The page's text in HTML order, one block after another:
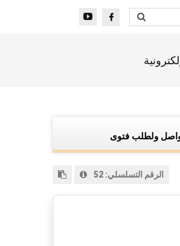
ولطلب فتوى
الرقم التسلسلي: 52